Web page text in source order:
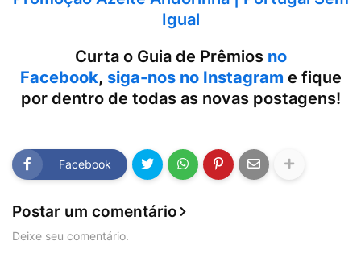
Igual
Curta o Guia de Prêmios no
Facebook, siga-nos no Instagram e fique
por dentro de todas as novas postagens!
Facebook
Postar um comentário
Deixe seu comentário.